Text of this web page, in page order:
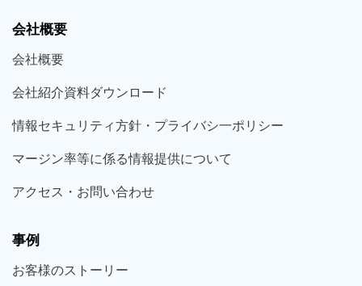
会社概要
会社概要
会社紹介資料ダウンロード
情報セキュリティ方針・プライバシ一ポリシー
マージン率等に係る情報提供について
アクセス・お問い合わせ
事例
お客様のストーリー